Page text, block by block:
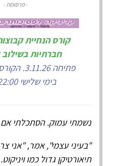
- פרסומת -
קורס הנחיית
חברתיות בשילוב
פתיחה
בימי שלישי 19:30-22:00
נשמתי עמוק. הסתכלתי אם
"בעיני עצמי", אמר, "אני
תיאורטיקן גדול כמו